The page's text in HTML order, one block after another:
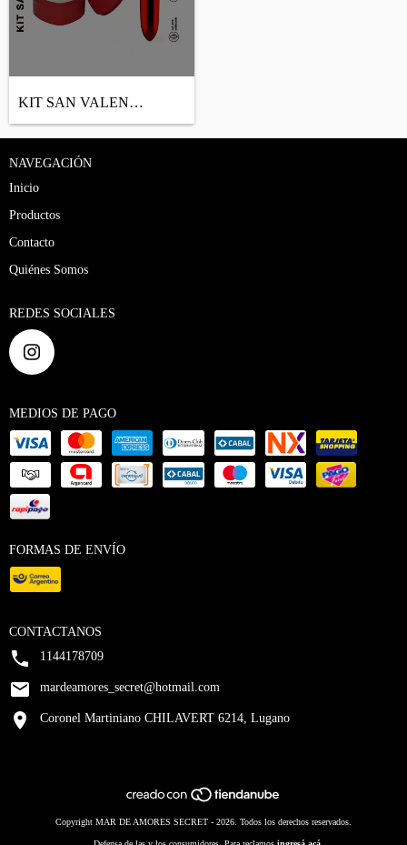
KIT SAN VALENTÍN - BULLET ESTIMULADORA +...
NAVEGACIÓN
Inicio
Productos
Contacto
Quiénes Somos
REDES SOCIALES
MEDIOS DE PAGO
FORMAS DE ENVÍO
CONTACTANOS
1144178709
mardeamores_secret@hotmail.com
Coronel Martiniano CHILAVERT 6214, Lugano
Copyright MAR DE AMORES SECRET - 2026. Todos los derechos reservados.